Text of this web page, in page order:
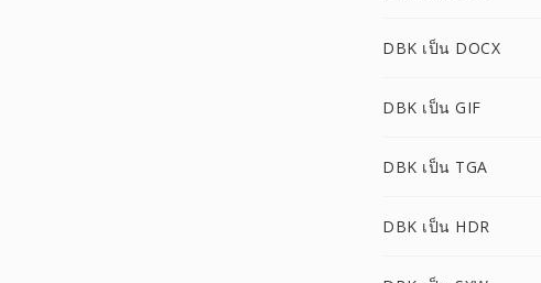
DBK เป็น DOCX
DBK เป็น GIF
DBK เป็น TGA
DBK เป็น HDR